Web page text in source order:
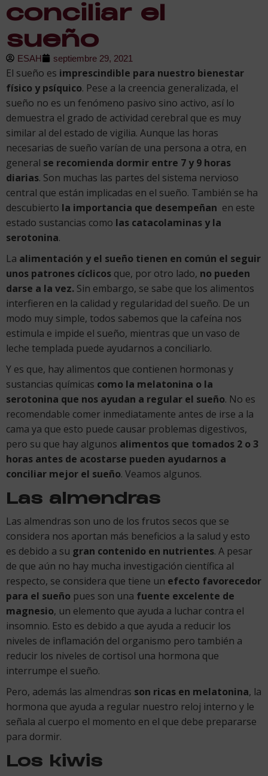
conciliar el
sueño
ESAH septiembre 29, 2021
El sueño es imprescindible para nuestro bienestar
físico y psíquico. Pese a la creencia generalizada, el
sueño no es un fenómeno pasivo sino activo, así lo
demuestra el grado de actividad cerebral que es muy
similar al del estado de vigilia. Aunque las horas
necesarias de sueño varían de una persona a otra, en
general se recomienda dormir entre 7 y 9 horas
diarias. Son muchas las partes del sistema nervioso
central que están implicadas en el sueño. También se ha
descubierto la importancia que desempeñan en este
estado sustancias como las catacolaminas y la
serotonina.
La alimentación y el sueño tienen en común el seguir
unos patrones cíclicos que, por otro lado, no pueden
darse a la vez. Sin embargo, se sabe que los alimentos
interfieren en la calidad y regularidad del sueño. De un
modo muy simple, todos sabemos que la cafeína nos
estimula e impide el sueño, mientras que un vaso de
leche templada puede ayudarnos a conciliarlo.
Y es que, hay alimentos que contienen hormonas y
sustancias químicas como la melatonina o la
serotonina que nos ayudan a regular el sueño. No es
recomendable comer inmediatamente antes de irse a la
cama ya que esto puede causar problemas digestivos,
pero su que hay algunos alimentos que tomados 2 o 3
horas antes de acostarse pueden ayudarnos a
conciliar mejor el sueño. Veamos algunos.
Las almendras
Las almendras son uno de los frutos secos que se
considera nos aportan más beneficios a la salud y esto
es debido a su gran contenido en nutrientes. A pesar
de que aún no hay mucha investigación científica al
respecto, se considera que tiene un efecto favorecedor
para el sueño pues son una fuente excelente de
magnesio, un elemento que ayuda a luchar contra el
insomnio. Esto es debido a que ayuda a reducir los
niveles de inflamación del organismo pero también a
reducir los niveles de cortisol una hormona que
interrumpe el sueño.
Pero, además las almendras son ricas en melatonina, la
hormona que ayuda a regular nuestro reloj interno y le
señala al cuerpo el momento en el que debe prepararse
para dormir.
Los kiwis